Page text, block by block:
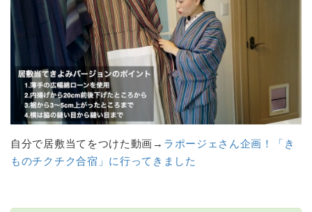
自分で居敷当てをつけた動画→ ラポージェさん企画！「き
ものチクチク合宿」に行ってきました